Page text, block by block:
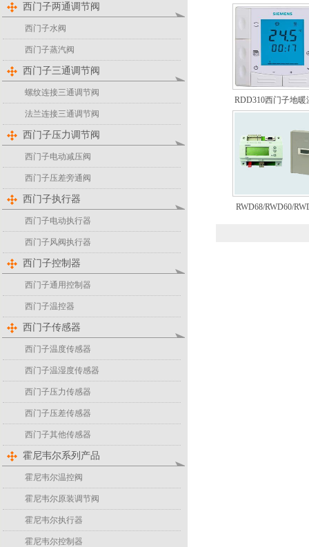
西门子两通调节阀
西门子水阀
西门子蒸汽阀
西门子三通调节阀
螺纹连接三通调节阀
法兰连接三通调节阀
西门子压力调节阀
西门子电动减压阀
西门子压差旁通阀
西门子执行器
西门子电动执行器
西门子风阀执行器
西门子控制器
西门子通用控制器
西门子温控器
西门子传感器
西门子温度传感器
西门子温湿度传感器
西门子压力传感器
西门子压差传感器
西门子其他传感器
霍尼韦尔系列产品
霍尼韦尔温控阀
霍尼韦尔原装调节阀
霍尼韦尔执行器
霍尼韦尔控制器
RDD310西门子地
RWD68/RWD60/